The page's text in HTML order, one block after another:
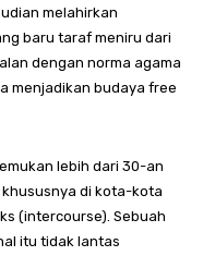
melahirkan
baru taraf meniru dari
dengan norma agama
menjadikan budaya free
lebih dari 30-an
di kota-kota
(intercourse). Sebuah
itu tidak lantas